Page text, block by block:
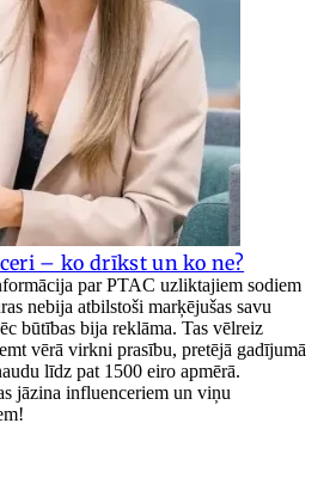
– ko drīkst un ko ne?
par PTAC uzliktajiem sodiem
nebija atbilstoši marķējušas savu
būtības bija reklāma. Tas vēlreiz
vērā virkni prasību, pretējā gadījumā
līdz pat 1500 eiro apmērā.
jāzina influenceriem un viņu